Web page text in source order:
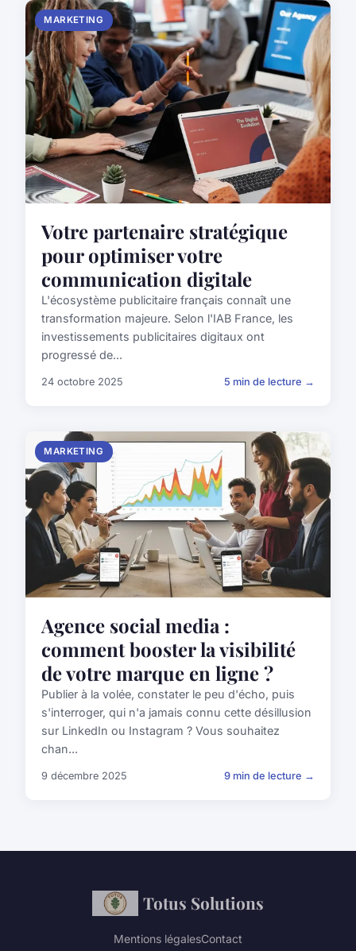
MARKETING
Votre partenaire stratégique
pour optimiser votre
communication digitale
L'écosystème publicitaire français connaît une
transformation majeure. Selon l'IAB France, les
investissements publicitaires digitaux ont
progressé de...
24 octobre 2025 5 min de lecture →
MARKETING
Agence social media :
comment booster la visibilité
de votre marque en ligne ?
Publier à la volée, constater le peu d'écho, puis
s'interroger, qui n'a jamais connu cette désillusion
sur LinkedIn ou Instagram ? Vous souhaitez
chan...
9 décembre 2025 9 min de lecture →
Totus Solutions
Mentions légalesContact